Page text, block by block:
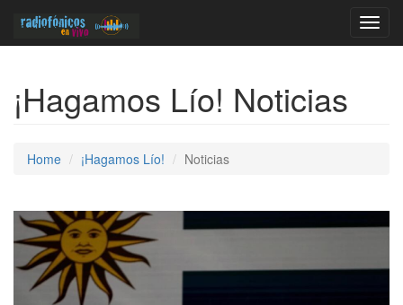
¡Hagamos Lío! Noticias
Home ¡Hagamos Lío! Noticias